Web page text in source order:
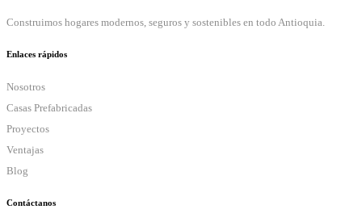
Construimos hogares modernos, seguros y sostenibles en todo Antioquia.
Enlaces rápidos
Nosotros
Casas Prefabricadas
Proyectos
Ventajas
Blog
Contáctanos